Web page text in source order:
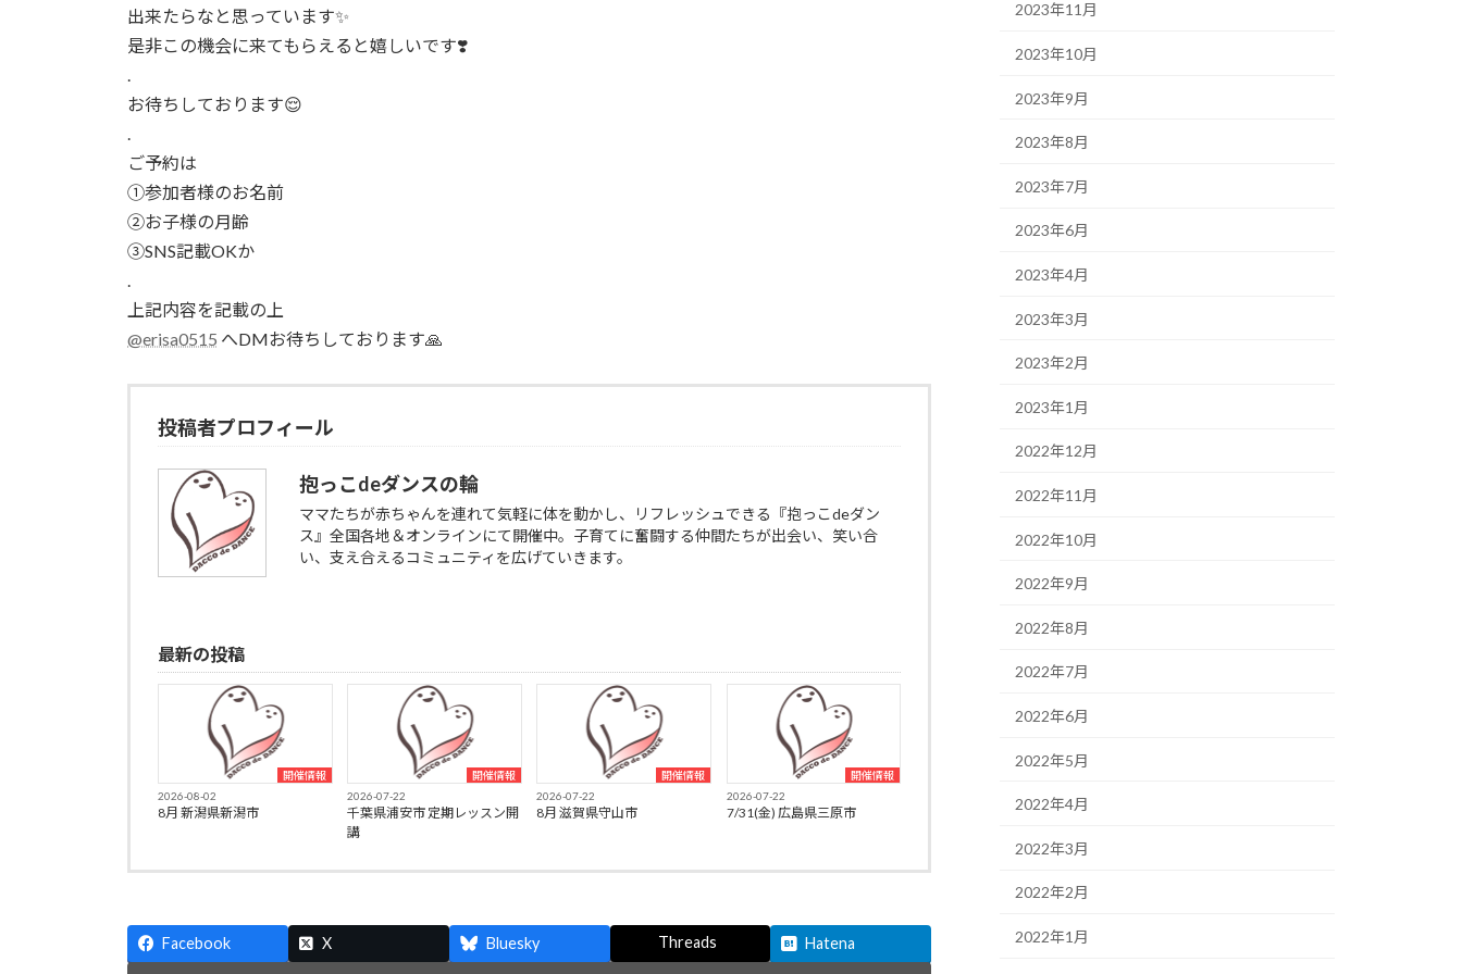
出来たらなと思っています✨
是非この機会に来てもらえると嬉しいです❣️
.
お待ちしております😌
.
ご予約は
①参加者様のお名前
②お子様の月齢
③SNS記載OKか
.
上記内容を記載の上
@erisa0515 へDMお待ちしております🙏
投稿者プロフィール
抱っこdeダンスの輪
ママたちが赤ちゃんを連れて気軽に体を動かし、リフレッシュできる『抱っこdeダン
ス』全国各地＆オンラインにて開催中。子育てに奮闘する仲間たちが出会い、笑い合
い、支え合えるコミュニティを広げていきます。
最新の投稿
開催情報
2026-08-02
8月 新潟県新潟市
開催情報
2026-07-22
千葉県浦安市 定期レッスン開
講
開催情報
2026-07-22
8月 滋賀県守山市
開催情報
2026-07-22
7/31(金) 広島県三原市
Facebook X Bluesky Threads Hatena
2023年11月
2023年10月
2023年9月
2023年8月
2023年7月
2023年6月
2023年4月
2023年3月
2023年2月
2023年1月
2022年12月
2022年11月
2022年10月
2022年9月
2022年8月
2022年7月
2022年6月
2022年5月
2022年4月
2022年3月
2022年2月
2022年1月